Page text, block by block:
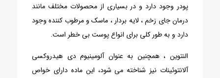
پودر وجود دارد و در بسیاری از محصولات مختلف مانند
درمان جای زخم ، لایه بردار ، ماسک و مرطوب کننده وجود
دارد و به طور کلی برای انواع پوست بی خطر است.
النتوین ، همچنین به عنوان آلومینیوم دی هیدروکسی
آلانتوئینات نیز شناخته می شود، این ماده دارای خواص